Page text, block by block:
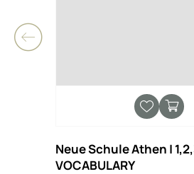
Neue Schule Athen |
VOCABULARY